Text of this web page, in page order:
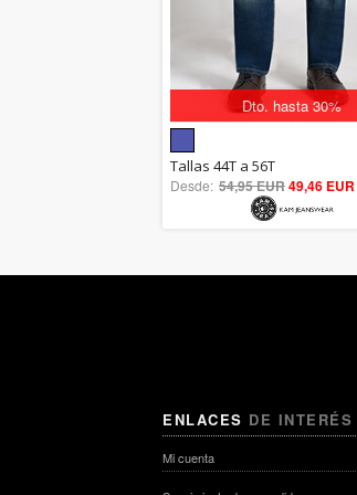
Dto. hasta 30%
5.00
out of 5
Tallas 44T a 56T
Desde: 54,95 EUR49,46 EUR
ENLACES DE INTERÉS
Mi cuenta